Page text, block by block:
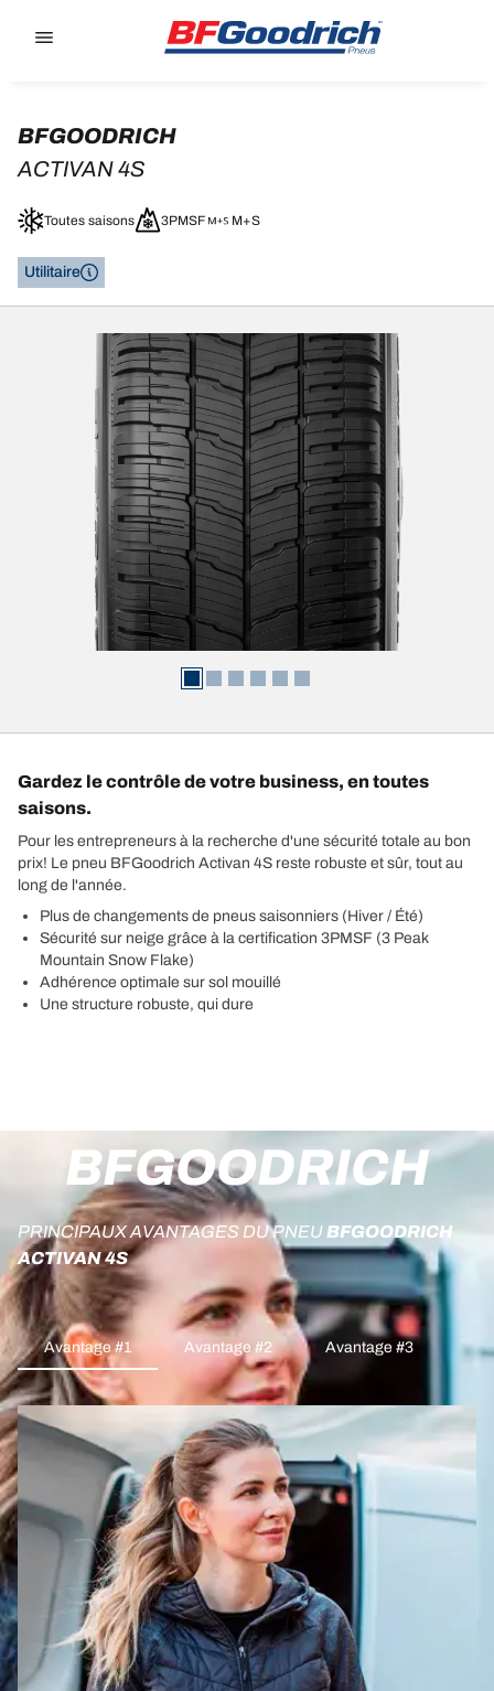
BFGOODRICH
ACTIVAN 4S
Toutes saisons 3PMSF M+S
Utilitaire
Gardez le contrôle de votre business, en toutes
saisons.
Pour les entrepreneurs à la recherche d'une sécurité totale au bon
prix! Le pneu BFGoodrich Activan 4S reste robuste et sûr, tout au
long de l'année.
Plus de changements de pneus saisonniers (Hiver / Été)
Sécurité sur neige grâce à la certification 3PMSF (3 Peak
Mountain Snow Flake)
Adhérence optimale sur sol mouillé
Une structure robuste, qui dure
BFGOODRICH
PRINCIPAUX AVANTAGES DU PNEU BFGOODRICH
ACTIVAN 4S
Avantage #1 Avantage #2 Avantage #3